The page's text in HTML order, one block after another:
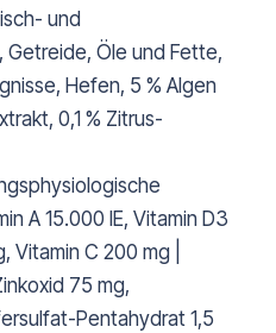
und
Getreide, Öle und Fette,
Hefen, 5 % Algen
0,1 % Zitrus-
A 15.000 IE, Vitamin D3
Vitamin C 200 mg |
75 mg,
Pentahydrat 1,5